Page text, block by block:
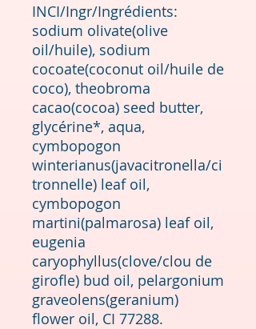
INCI/Ingr/Ingrédients:
sodium olivate(olive
oil/huile), sodium
cocoate(coconut oil/huile de
coco), theobroma
cacao(cocoa) seed butter,
glycérine*, aqua,
cymbopogon
winterianus(javacitronella/ci
tronnelle) leaf oil,
cymbopogon
martini(palmarosa) leaf oil,
eugenia
caryophyllus(clove/clou de
girofle) bud oil, pelargonium
graveolens(geranium)
flower oil, CI 77288.